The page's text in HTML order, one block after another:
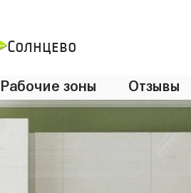
Солнцево
Рабочие зоны Отзывы